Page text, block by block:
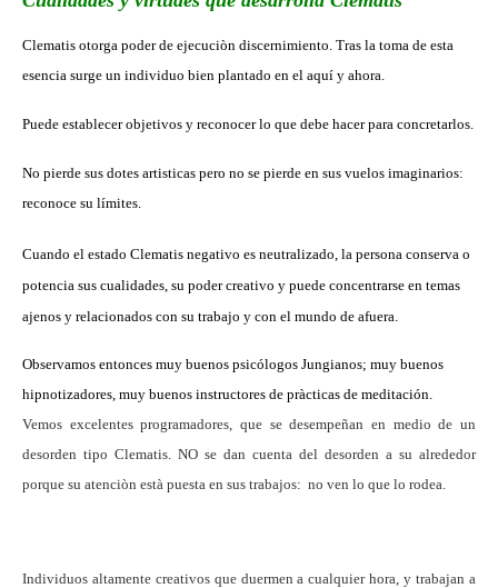
Clematis otorga poder de ejecuciòn discernimiento. Tras la toma de esta
esencia surge un individuo bien plantado en el aquí y ahora.
Puede establecer objetivos y reconocer lo que debe hacer para concretarlos.
No pierde sus dotes artisticas pero no se pierde en sus vuelos imaginarios:
reconoce su límites.
Cuando el estado Clematis negativo es neutralizado, la persona conserva o
potencia sus cualidades, su poder creativo y puede concentrarse en temas
ajenos y relacionados con su trabajo y con el mundo de afuera.
Observamos entonces muy buenos psicólogos Jungianos; muy buenos
hipnotizadores, muy buenos instructores de pràcticas de meditación.
Vemos excelentes programadores, que se desempeñan en medio de un
desorden tipo Clematis. NO se dan cuenta del desorden a su alrededor
porque su atenciòn està puesta en sus trabajos: no ven lo que lo rodea.
Individuos altamente creativos que duermen a cualquier hora, y trabajan a